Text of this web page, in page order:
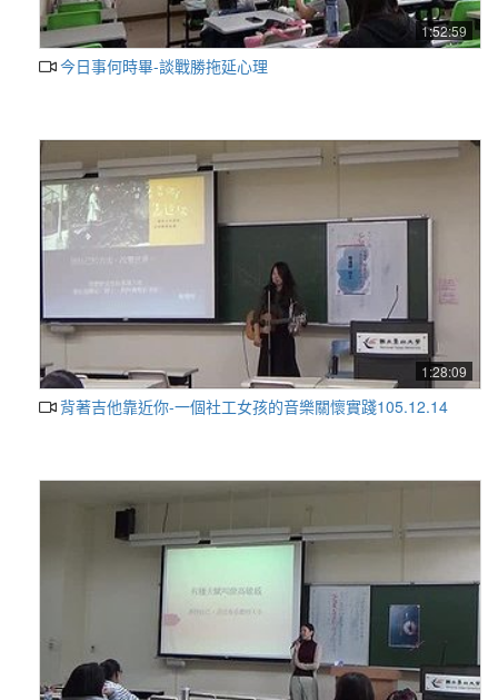
1:52:59
今日事何時畢-談戰勝拖延心理
1:28:09
背著吉他靠近你-一個社工女孩的音樂關懷實踐105.12.14